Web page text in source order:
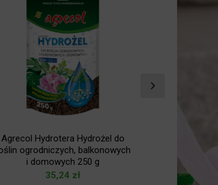
Agrecol Hydrotera Hydrożel do
roślin ogrodniczych, balkonowych
i domowych 250 g